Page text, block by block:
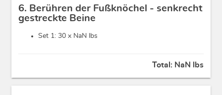
6. Berühren der Fußknöchel - senkrecht
gestreckte Beine
Set 1: 30 x NaN lbs
Total: NaN lbs